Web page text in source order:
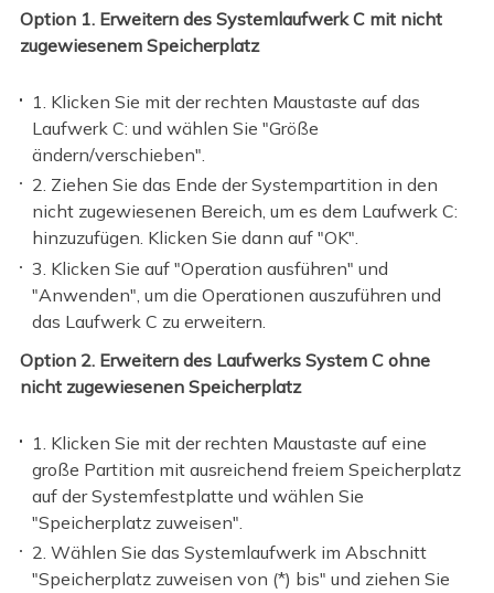
Option 1. Erweitern des Systemlaufwerk C mit nicht
zugewiesenem Speicherplatz
1. Klicken Sie mit der rechten Maustaste auf das
Laufwerk C: und wählen Sie "Größe
ändern/verschieben".
2. Ziehen Sie das Ende der Systempartition in den
nicht zugewiesenen Bereich, um es dem Laufwerk C:
hinzuzufügen. Klicken Sie dann auf "OK".
3. Klicken Sie auf "Operation ausführen" und
"Anwenden", um die Operationen auszuführen und
das Laufwerk C zu erweitern.
Option 2. Erweitern des Laufwerks System C ohne
nicht zugewiesenen Speicherplatz
1. Klicken Sie mit der rechten Maustaste auf eine
große Partition mit ausreichend freiem Speicherplatz
auf der Systemfestplatte und wählen Sie
"Speicherplatz zuweisen".
2. Wählen Sie das Systemlaufwerk im Abschnitt
"Speicherplatz zuweisen von (*) bis" und ziehen Sie